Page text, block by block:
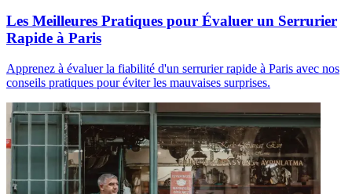
Les Meilleures Pratiques pour Évaluer un Serrurier
Rapide à Paris
Apprenez à évaluer la fiabilité d'un serrurier rapide à Paris avec nos
conseils pratiques pour éviter les mauvaises surprises.